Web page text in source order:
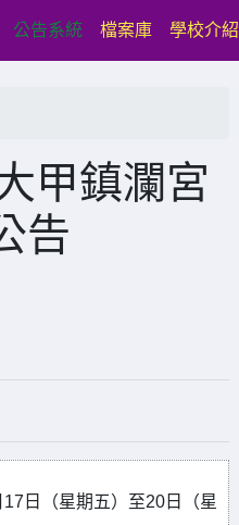
(current)
公告系統 檔案庫 學校介紹
甲鎮瀾宮
告
日（星期五）至20日（星